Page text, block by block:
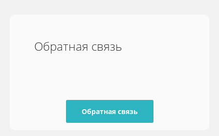
Обратная связь
Обратная связь